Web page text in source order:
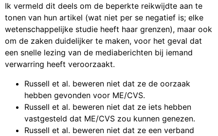
Ik vermeld dit deels om de beperkte reikwijdte aan te
tonen van hun artikel (wat niet per se negatief is; elke
wetenschappelijke studie heeft haar grenzen), maar ook
om de zaken duidelijker te maken, voor het geval dat
een snelle lezing van de mediaberichten bij iemand
verwarring heeft veroorzaakt.
Russell et al. beweren niet dat ze de oorzaak
hebben gevonden voor ME/CVS.
Russell et al. beweren niet dat ze iets hebben
vastgesteld dat ME/CVS zou kunnen genezen.
Russell et al. beweren niet dat ze een verband